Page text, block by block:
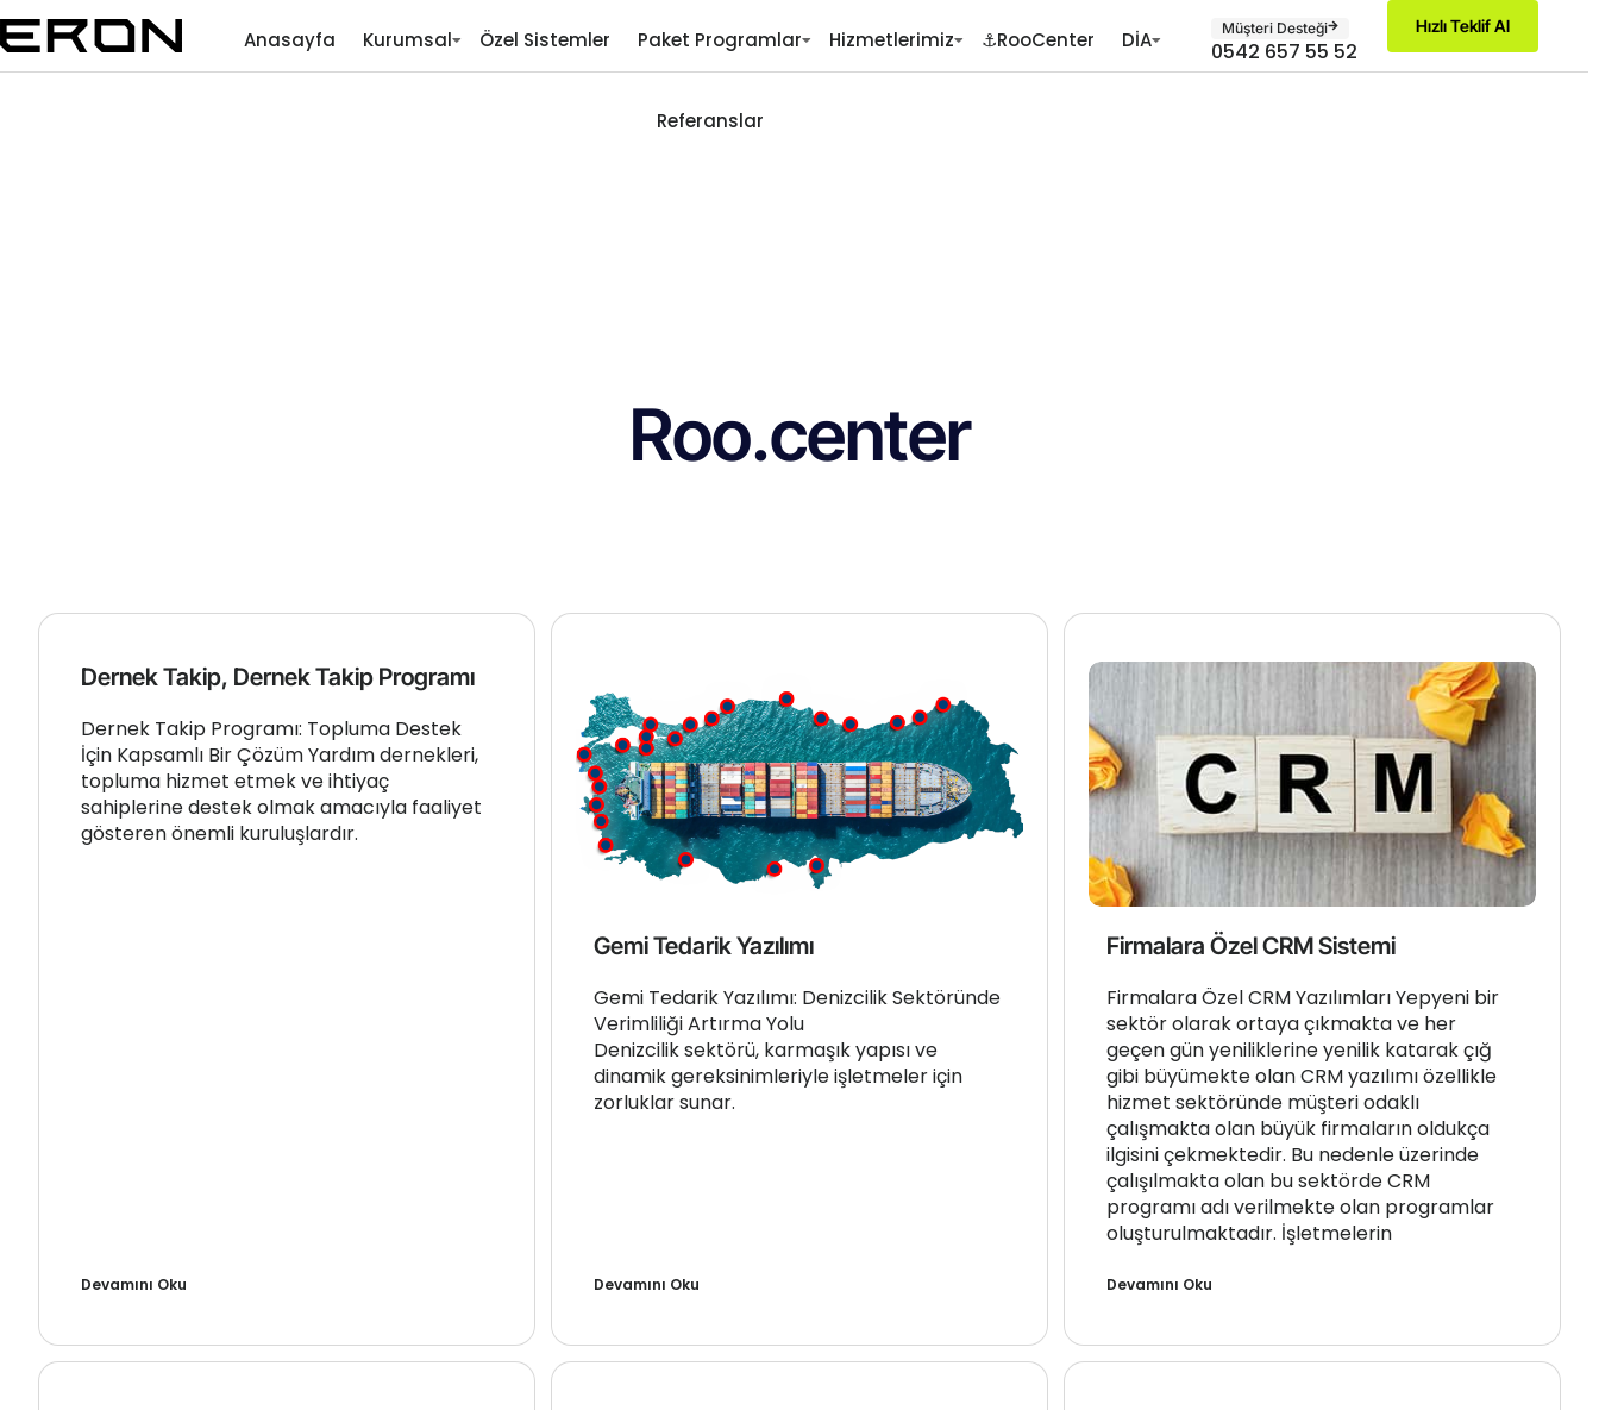
Anasayfa Kurumsal Özel Sistemler Paket Programlar Hizmetlerimiz ⚓RooCenter DİA
Referanslar
Müşteri Desteği
0542 657 55 52
Hızlı Teklif Al
Roo.center
Dernek Takip, Dernek Takip Programı
Dernek Takip Programı: Topluma Destek
İçin Kapsamlı Bir Çözüm Yardım dernekleri,
topluma hizmet etmek ve ihtiyaç
sahiplerine destek olmak amacıyla faaliyet
gösteren önemli kuruluşlardır.
Devamını Oku
Gemi Tedarik Yazılımı
Gemi Tedarik Yazılımı: Denizcilik Sektöründe
Verimliliği Artırma Yolu
Denizcilik sektörü, karmaşık yapısı ve
dinamik gereksinimleriyle işletmeler için
zorluklar sunar.
Devamını Oku
Firmalara Özel CRM Sistemi
Firmalara Özel CRM Yazılımları Yepyeni bir
sektör olarak ortaya çıkmakta ve her
geçen gün yeniliklerine yenilik katarak çığ
gibi büyümekte olan CRM yazılımı özellikle
hizmet sektöründe müşteri odaklı
çalışmakta olan büyük firmaların oldukça
ilgisini çekmektedir. Bu nedenle üzerinde
çalışılmakta olan bu sektörde CRM
programı adı verilmekte olan programlar
oluşturulmaktadır. İşletmelerin
Devamını Oku